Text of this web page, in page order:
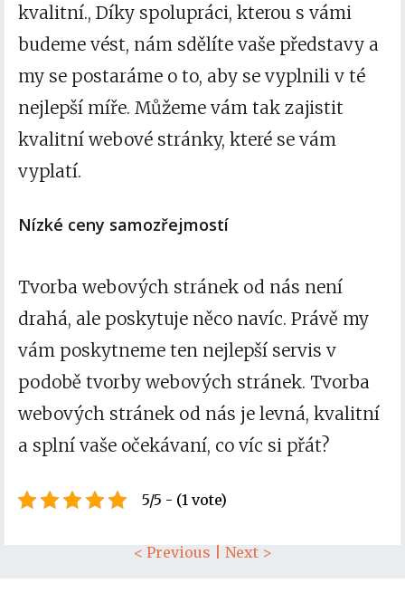
kvalitní., Díky spolupráci, kterou s vámi
budeme vést, nám sdělíte vaše představy a
my se postaráme o to, aby se vyplnili v té
nejlepší míře. Můžeme vám tak zajistit
kvalitní webové stránky, které se vám
vyplatí.
Nízké ceny samozřejmostí
Tvorba webových stránek od nás není
drahá, ale poskytuje něco navíc. Právě my
vám poskytneme ten nejlepší servis v
podobě tvorby webových stránek. Tvorba
webových stránek od nás je levná, kvalitní
a splní vaše očekávaní, co víc si přát?
5/5 - (1 vote)
< Previous Next >